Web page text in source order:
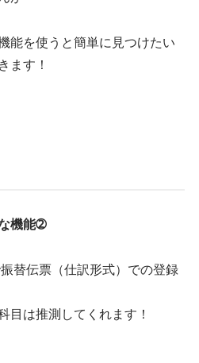
能を使うと簡単に見つけたい
ます！
機能➁
替伝票（仕訳形式）での登録
目は推測してくれます！